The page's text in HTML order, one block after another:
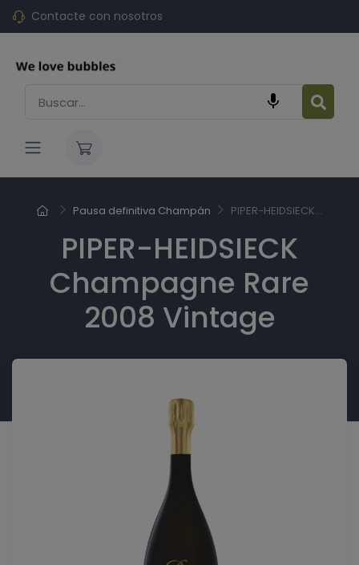
Contacte con nosotros

Pausa definitiva Champán PIPER-HEIDSIECK...
PIPER-HEIDSIECK
Champagne Rare
2008 Vintage